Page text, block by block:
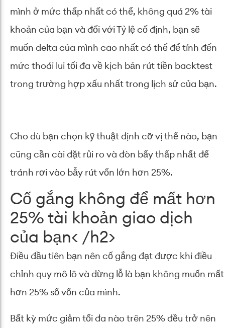
mình ở mức thấp nhất có thể, không quá 2% tài
khoản của bạn và đối với Tỷ lệ cố định, bạn sẽ
muốn delta của mình cao nhất có thể để tính đến
mức thoái lui tối đa về kịch bản rút tiền backtest
trong trường hợp xấu nhất trong lịch sử của bạn.
Cho dù bạn chọn kỹ thuật định cỡ vị thế nào, bạn
cũng cần cài đặt rủi ro và đòn bẩy thấp nhất để
tránh rơi vào bẫy rút vốn lớn hơn 25%.
Cố gắng không để mất hơn
25% tài khoản giao dịch
của bạn< /h2>
Điều đầu tiên bạn nên cố gắng đạt được khi điều
chỉnh quy mô lô và dừng lỗ là bạn không muốn mất
hơn 25% số vốn của mình.
Bất kỳ mức giảm tối đa nào trên 25% đều trở nên